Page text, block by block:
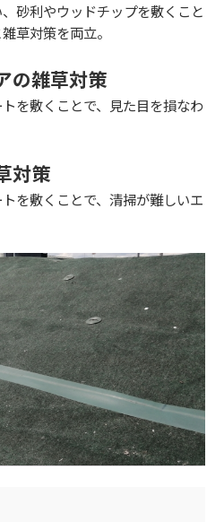
砂利やウッドチップを敷くこと
草対策を両立。
の雑草対策
を敷くことで、見た目を損なわ
対策
を敷くことで、清掃が難しいエ